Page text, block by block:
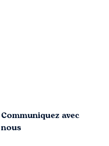
Communiquez avec
nous